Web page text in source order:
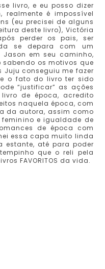
livro, e eu posso dizer
é impossível
(eu precisei de alguns
deste livro), Victória
perder os pais, ser
se depara com um
em seu caminho,
os motivos que
Juju conseguiu me fazer
o fato do livro ter sido
“justificar” as ações
de época, acredito
naquela época, com
da autora, assim como
e igualdade de
de época com
essa capa muito linda
estante, até para poder
que o reli pela
FAVORITOS da vida.